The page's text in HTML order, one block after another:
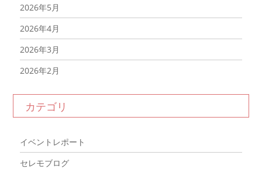
2026年5月
2026年4月
2026年3月
2026年2月
2025年12月
2025年10月
カテゴリ
イベントレポート
セレモブログ